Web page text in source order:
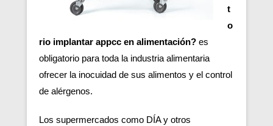
t
o
rio implantar appcc en alimentación? es
obligatorio para toda la industria alimentaria
ofrecer la inocuidad de sus alimentos y el control
de alérgenos.
Los supermercados como DÍA y otros